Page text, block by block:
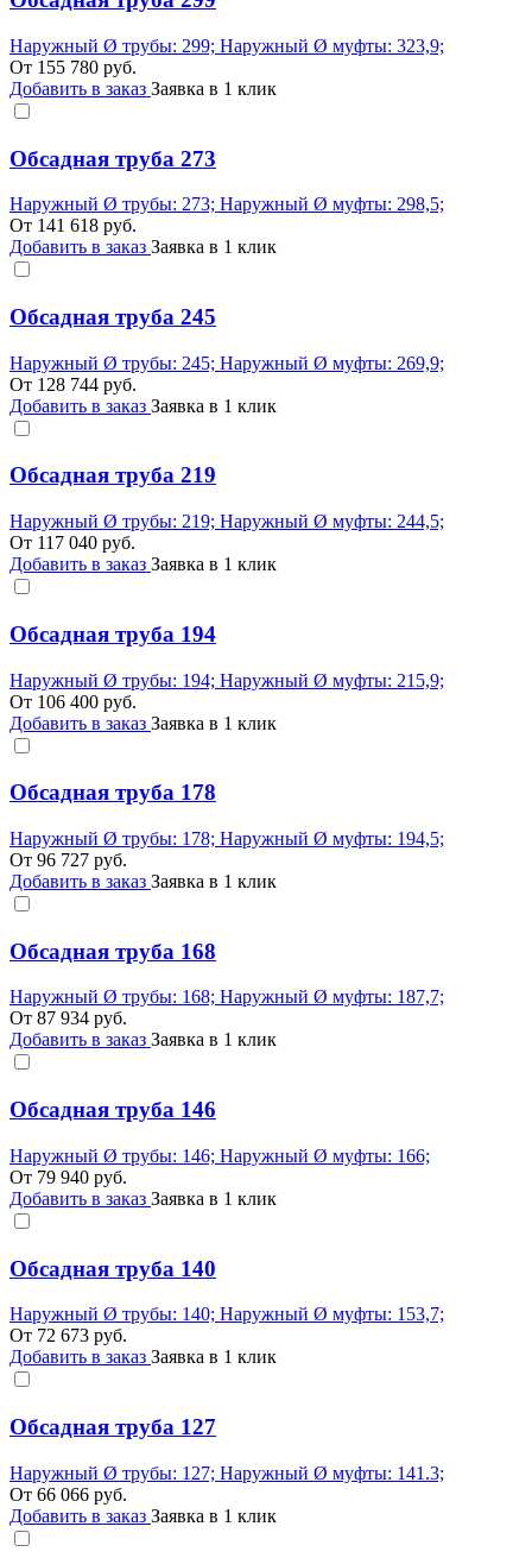
Наружный Ø трубы: 299; Наружный Ø муфты: 323,9;
От 155 780 руб.
Добавить в заказ Заявка в 1 клик
Обсадная труба 273
Наружный Ø трубы: 273; Наружный Ø муфты: 298,5;
От 141 618 руб.
Добавить в заказ Заявка в 1 клик
Обсадная труба 245
Наружный Ø трубы: 245; Наружный Ø муфты: 269,9;
От 128 744 руб.
Добавить в заказ Заявка в 1 клик
Обсадная труба 219
Наружный Ø трубы: 219; Наружный Ø муфты: 244,5;
От 117 040 руб.
Добавить в заказ Заявка в 1 клик
Обсадная труба 194
Наружный Ø трубы: 194; Наружный Ø муфты: 215,9;
От 106 400 руб.
Добавить в заказ Заявка в 1 клик
Обсадная труба 178
Наружный Ø трубы: 178; Наружный Ø муфты: 194,5;
От 96 727 руб.
Добавить в заказ Заявка в 1 клик
Обсадная труба 168
Наружный Ø трубы: 168; Наружный Ø муфты: 187,7;
От 87 934 руб.
Добавить в заказ Заявка в 1 клик
Обсадная труба 146
Наружный Ø трубы: 146; Наружный Ø муфты: 166;
От 79 940 руб.
Добавить в заказ Заявка в 1 клик
Обсадная труба 140
Наружный Ø трубы: 140; Наружный Ø муфты: 153,7;
От 72 673 руб.
Добавить в заказ Заявка в 1 клик
Обсадная труба 127
Наружный Ø трубы: 127; Наружный Ø муфты: 141.3;
От 66 066 руб.
Добавить в заказ Заявка в 1 клик